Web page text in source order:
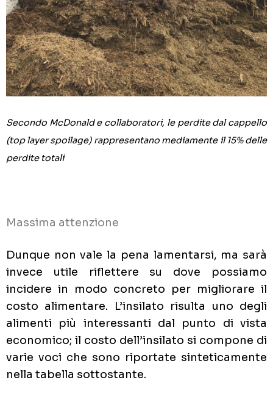
Secondo McDonald e collaboratori, le perdite dal cappello
(top layer spoilage) rappresentano mediamente il 15% delle
perdite totali
Massima attenzione
Dunque non vale la pena lamentarsi, ma sarà
invece utile riflettere su dove possiamo
incidere in modo concreto per migliorare il
costo alimentare. L’insilato risulta uno degli
alimenti più interessanti dal punto di vista
economico; il costo dell’insilato si compone di
varie voci che sono riportate sinteticamente
nella tabella sottostante.